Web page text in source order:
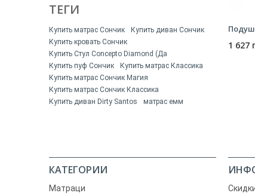
ТЕГИ
Купить матрас Сончик
Купить диван Сончик
Купить кровать Сончик
Купить Стул Concepto Diamond (Да
Купить пуф Сончик
Купить матрас Классика
Купить матрас Сончик Магия
Купить матрас Сончик Классика
Купить диван Dirty Santos
матрас емм
1 627
КАТЕГОРИИ
Матраци